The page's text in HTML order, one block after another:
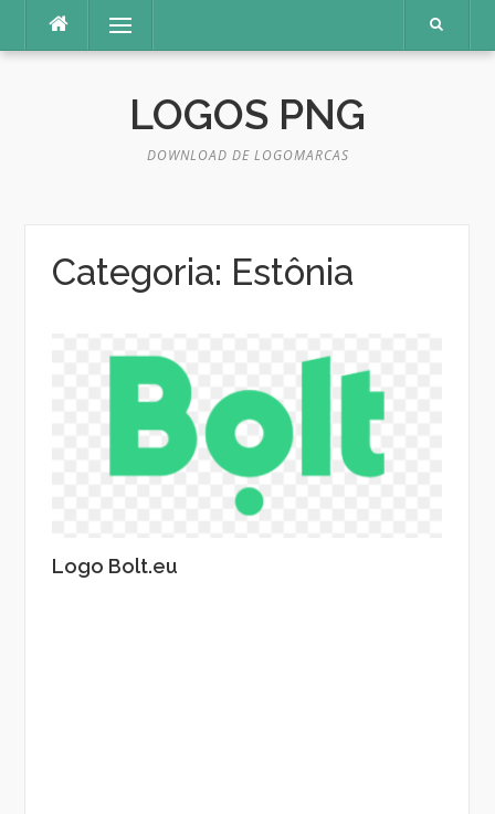
o
Menu
LOGOS PNG
DOWNLOAD DE LOGOMARCAS
Categoria: Estônia
Logo Bolt.eu